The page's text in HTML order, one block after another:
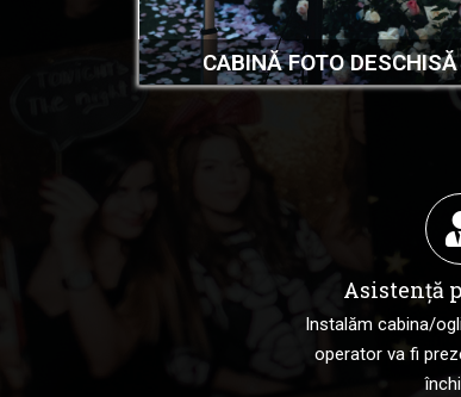
CABINĂ FOTO DESCHISĂ
Asistență
Instalăm cabina/
operator va fi